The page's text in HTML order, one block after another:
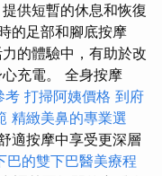
供短暫的休息和恢復
的足部和腳底按摩
的體驗中，有助於改
充電。 全身按摩
考 打掃阿姨價格 到府
精緻美鼻的專業選
適按摩中享受更深層
巴的雙下巴醫美療程